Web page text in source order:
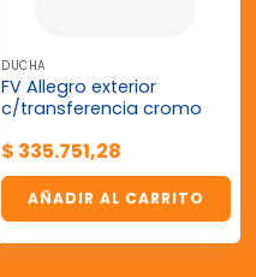
DUCHA
FV Allegro exterior
c/transferencia cromo
$ 335.751,28
AÑADIR AL CARRITO